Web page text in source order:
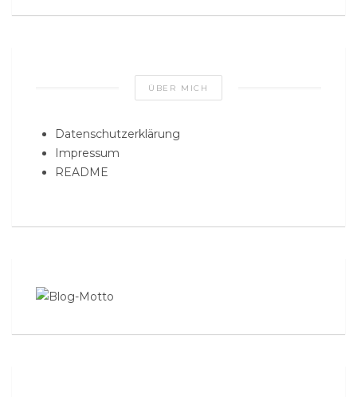
ÜBER MICH
Datenschutzerklärung
Impressum
README